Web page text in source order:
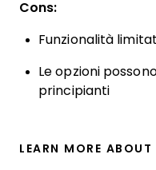
Cons:
Funzionalità
Le opzioni
principianti
LEARN MORE ABOUT